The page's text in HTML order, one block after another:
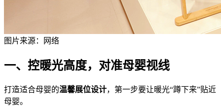
图片来源：网络
一、控暖光高度，对准母婴视线
打造适合母婴的温馨展位设计，第一步要让暖光“蹲下来”贴近
母婴。